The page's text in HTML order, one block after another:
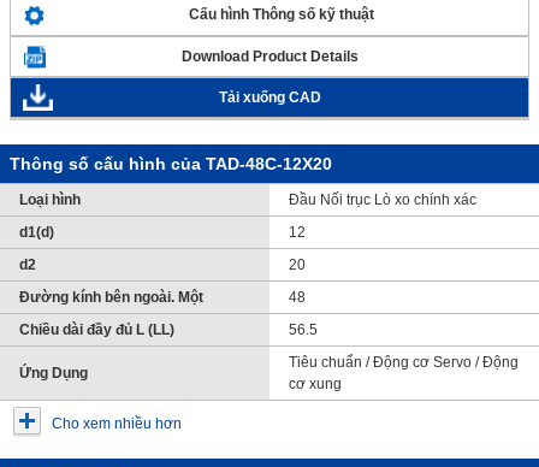
Cấu hình Thông số kỹ thuật
Download Product Details
Tải xuống CAD
Thông số cấu hình của TAD-48C-12X20
Loại hình
Đầu Nối trục Lò xo chính xác
d1(d)
12
d2
20
Đường kính bên ngoài. Một
48
Chiều dài đầy đủ L (LL)
56.5
Ứng Dụng
Tiêu chuẩn / Động cơ Servo / Động
cơ xung
Cho xem nhiều hơn